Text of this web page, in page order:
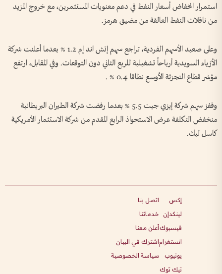
استمرار انخفاض أسعار النفط في دعم معنويات المستثمرين، مع خروج ⁠المزيد
من ناقلات النفط العالقة من مضيق هرمز.
وعلى صعيد الأسهم الفردية، تراجع سهم إتش اند إم 1.2 % بعدما أعلنت شركة
الأزياء السويدية أرباحاً تشغيلية للربع الثاني دون التوقعات. ‌وفي المقابل، ارتفع
مؤشر قطاع التجزئة الأوسع نطاقا 0.4 % .
وقفز ​سهم شركة إيزي جيت 5.5 % بعدما رفضت شركة الطيران البريطانية
منخفض التكلفة عرض الاستحواذ الرابع المقدم من شركة الاستثمار الأمريكية
كاسل ليك.
إكس
لينكدإن
فيسبوك
انستغرام
يوتيوب
تيك توك
اتصل بنا
خدماتنا
أعلن معنا
اشترك في البيان
سياسة الخصوصية